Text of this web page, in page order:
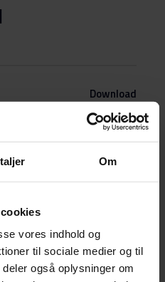
Om
vores indhold og
til sociale medier og til
også oplysninger om
Download
(EN)
og
Download